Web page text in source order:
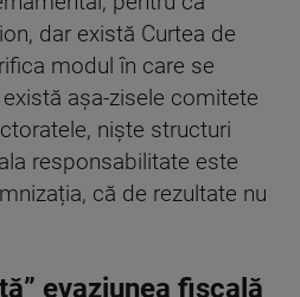
dar există Curtea de
modul în care se
așa-zisele comitete
niște structuri
responsabilitate este
că de rezultate nu
evaziunea fiscală